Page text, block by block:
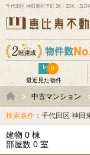
千代田区 神田東松下町 2K・2DK・
最近見た物件
0
中古マンション
検索条件 ：千代田区 神
建物 0 棟
部屋数 0 室